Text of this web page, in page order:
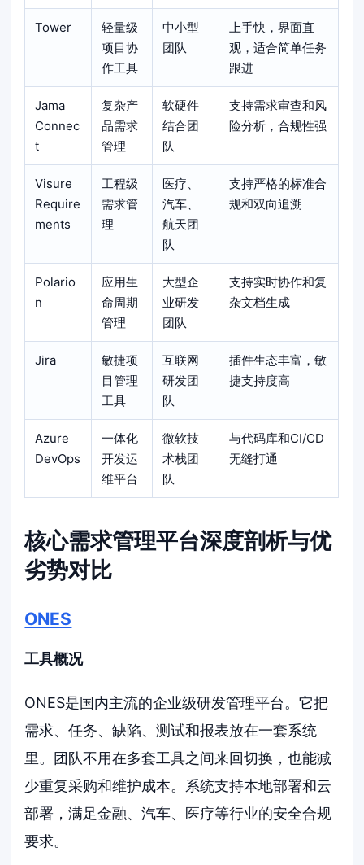
Tower
轻量级
项目协
作工具
中小型
团队
上手快，界面直
观，适合简单任务
跟进
Jama
Connec
t
复杂产
品需求
管理
软硬件
结合团
队
支持需求审查和风
险分析，合规性强
Visure
Require
ments
工程级
需求管
理
医疗、
汽车、
航天团
队
支持严格的标准合
规和双向追溯
Polario
n
应用生
命周期
管理
大型企
业研发
团队
支持实时协作和复
杂文档生成
Jira
敏捷项
目管理
工具
互联网
研发团
队
插件生态丰富，敏
捷支持度高
Azure
DevOps
一体化
开发运
维平台
微软技
术栈团
队
与代码库和CI/CD
无缝打通
核心需求管理平台深度剖析与优
劣势对比
ONES
工具概况
ONES是国内主流的企业级研发管理平台。它把
需求、任务、缺陷、测试和报表放在一套系统
里。团队不用在多套工具之间来回切换，也能减
少重复采购和维护成本。系统支持本地部署和云
部署，满足金融、汽车、医疗等行业的安全合规
要求。